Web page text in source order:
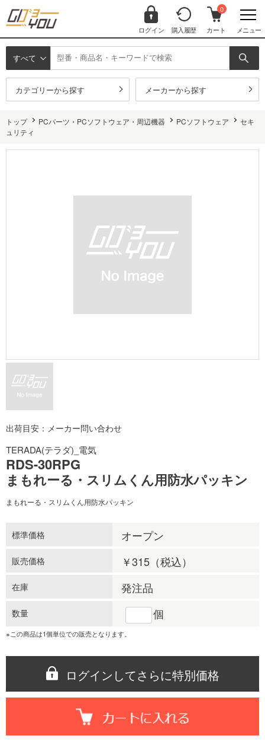
ログイン 購入履歴
0
カート メニュー
すべて
カテゴリーから探す メーカーから探す
トップ PCパーツ・PCソフトウェア・周辺機器 PCソフトウェア
セキ
ュリティ
出荷目安：メーカー問い合わせ
TERADA(テラダ)_電気
RDS-30RPG
まもれーる・スリムくん用防水パッキン
まもれーる・スリムくん用防水パッキン
標準価格 オープン
販売価格 ￥315（税込）
在庫 発注品
数量 個
※この商品は1個単位での販売となります。
ログインしてさらに特別価格